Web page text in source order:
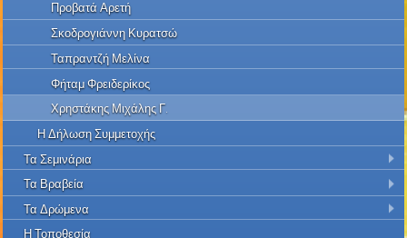
Προβατά Αρετή
Σκοδρογιάννη Κυρατσώ
Ταπραντζή Μελίνα
Φήταμ Φρειδερίκος
Χρηστάκης Μιχάλης Γ.
Η Δήλωση Συμμετοχής
Τα Σεμινάρια
Τα Βραβεία
Τα Δρώμενα
Η Τοποθεσία